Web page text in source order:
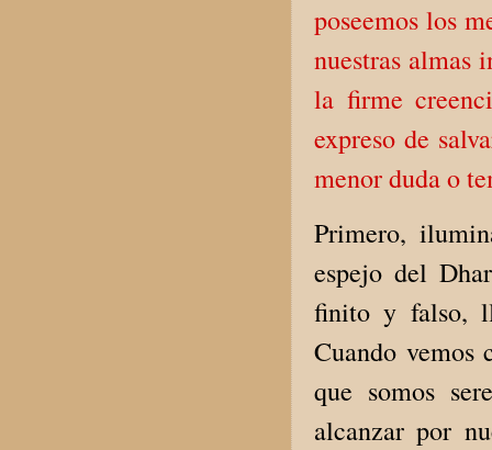
poseemos los
nuestras almas
la firme
expreso de
menor duda o
Primero,
espejo del
finito y falso,
Cuando vemos
que somos
alcanzar por